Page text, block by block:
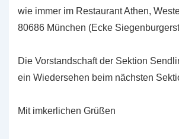
wie immer im Restaurant Athen,
80686 München (Ecke
Die Vorstandschaft der Sektion
ein Wiedersehen beim nächsten
Mit imkerlichen Grüßen